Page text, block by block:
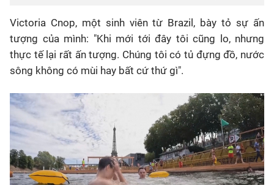
Victoria Cnop, một sinh viên từ Brazil, bày tỏ sự ấn
tượng của mình: "Khi mới tới đây tôi cũng lo, nhưng
thực tế lại rất ấn tượng. Chúng tôi có tủ đựng đồ, nước
sông không có mùi hay bất cứ thứ gì".